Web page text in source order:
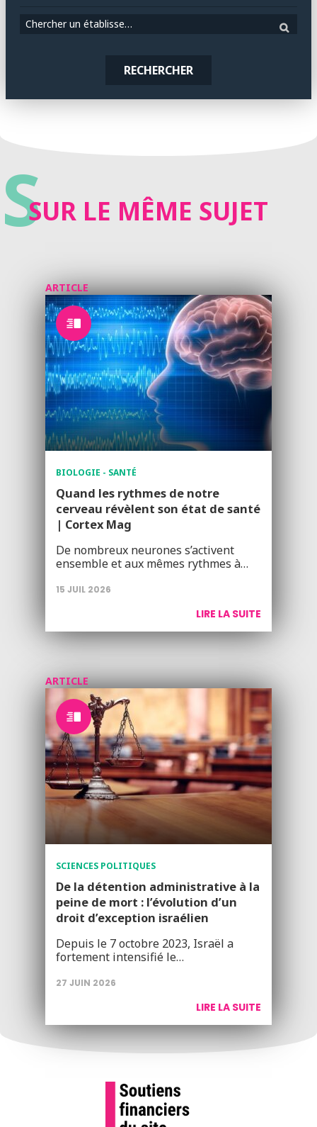
Chercher un établissement
RECHERCHER
SSUR LE MÊME SUJET
ARTICLE
BIOLOGIE - SANTÉ
Quand les rythmes de notre
cerveau révèlent son état de santé
| Cortex Mag
De nombreux neurones s’activent
ensemble et aux mêmes rythmes à…
15 JUIL 2026
LIRE LA SUITE
ARTICLE
SCIENCES POLITIQUES
De la détention administrative à la
peine de mort : l’évolution d’un
droit d’exception israélien
Depuis le 7 octobre 2023, Israël a
fortement intensifié le…
27 JUIN 2026
LIRE LA SUITE